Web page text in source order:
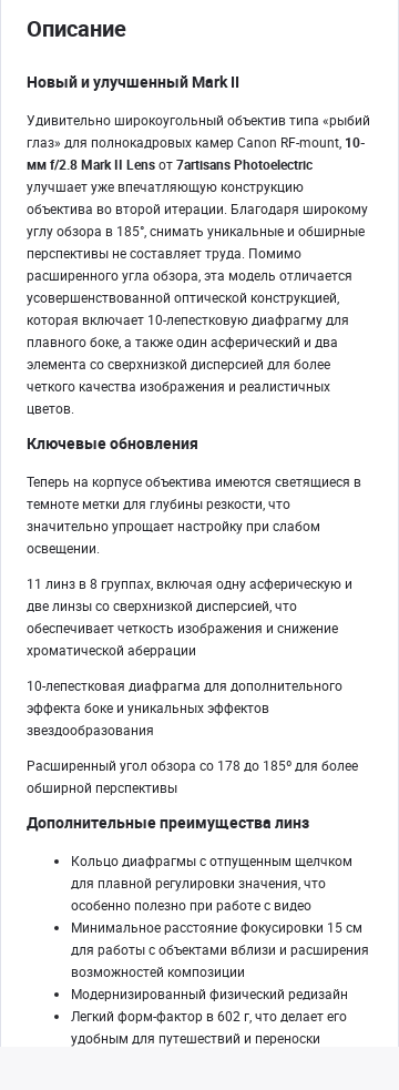
Описание
Новый и улучшенный Mark II
Удивительно широкоугольный объектив типа «рыбий
глаз» для полнокадровых камер Canon RF-mount, 10-
мм f/2.8 Mark II Lensот7artisans Photoelectric
улучшает уже впечатляющую конструкцию
объектива во второй итерации. Благодаря широкому
углу обзора в 185°, снимать уникальные и обширные
перспективы не составляет труда. Помимо
расширенного угла обзора, эта модель отличается
усовершенствованной оптической конструкцией,
которая включает 10-лепестковую диафрагму для
плавного боке, а также один асферический и два
элемента со сверхнизкой дисперсией для более
четкого качества изображения и реалистичных
цветов.
Ключевые обновления
Теперь на корпусе объектива имеются светящиеся в
темноте метки для глубины резкости, что
значительно упрощает настройку при слабом
освещении.
11 линз в 8 группах, включая одну асферическую и
две линзы со сверхнизкой дисперсией, что
обеспечивает четкость изображения и снижение
хроматической аберрации
10-лепестковая диафрагма для дополнительного
эффекта боке и уникальных эффектов
звездообразования
Расширенный угол обзора со 178 до 185º для более
обширной перспективы
Дополнительные преимущества линз
Кольцо диафрагмы с отпущенным щелчком
для плавной регулировки значения, что
особенно полезно при работе с видео
Минимальное расстояние фокусировки 15 см
для работы с объектами вблизи и расширения
возможностей композиции
Модернизированный физический редизайн
Легкий форм-фактор в602 г , что делает его
удобным для путешествий и переноски